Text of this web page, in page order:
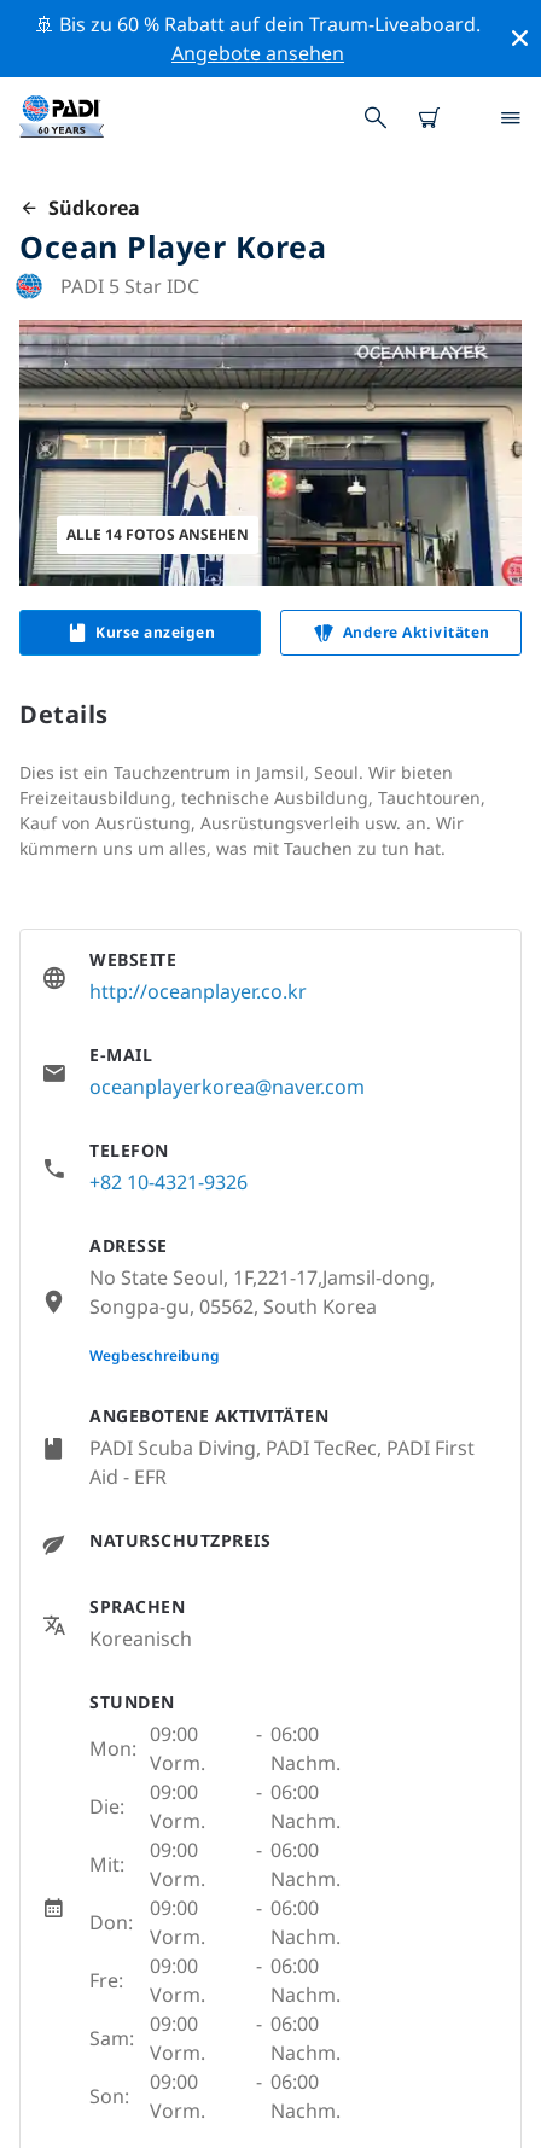
🚢 Bis zu 60 % Rabatt auf dein Traum-Liveaboard.
Angebote ansehen
Südkorea
Ocean Player Korea
PADI 5 Star IDC
ALLE 14 FOTOS ANSEHEN
Kurse anzeigen Andere Aktivitäten
Details
Dies ist ein Tauchzentrum in Jamsil, Seoul. Wir bieten
Freizeitausbildung, technische Ausbildung, Tauchtouren,
Kauf von Ausrüstung, Ausrüstungsverleih usw. an. Wir
kümmern uns um alles, was mit Tauchen zu tun hat.
ANGEBOTENE AKTIVITÄTEN
PADI Scuba Diving, PADI TecRec, PADI First
Aid - EFR
NATURSCHUTZPREIS
SPRACHEN
Koreanisch
STUNDEN
Mon:
09:00
Vorm.
- 06:00
Nachm.
Die:
09:00
Vorm.
- 06:00
Nachm.
Mit:
09:00
Vorm.
- 06:00
Nachm.
Don:
09:00
Vorm.
- 06:00
Nachm.
Fre:
09:00
Vorm.
- 06:00
Nachm.
Sam:
09:00
Vorm.
- 06:00
Nachm.
Son:
09:00
Vorm.
- 06:00
Nachm.
WEBSEITE
http://oceanplayer.co.kr
E-MAIL
oceanplayerkorea@naver.com
TELEFON
+82 10-4321-9326
ADRESSE
No State Seoul, 1F,221-17,Jamsil-dong,
Songpa-gu, 05562, South Korea
None
Wegbeschreibung